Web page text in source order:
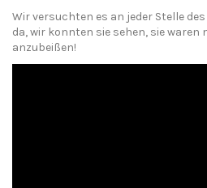
Wir versuchten es an jeder Stelle
da, wir konnten sie sehen, sie
anzubeißen!